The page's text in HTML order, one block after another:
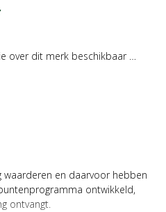
over dit merk beschikbaar …
waarderen en daarvoor hebben
ontwikkeld,
ontvangt.